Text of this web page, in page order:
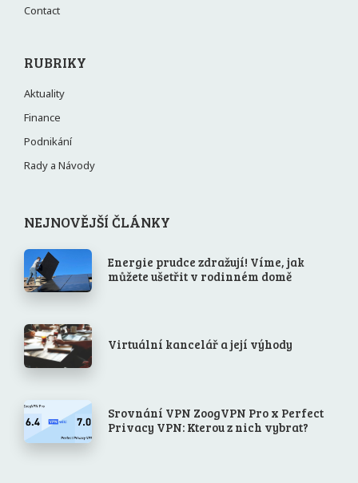
Contact
RUBRIKY
Aktuality
Finance
Podnikání
Rady a Návody
NEJNOVĚJŠÍ ČLÁNKY
Energie prudce zdražují! Víme, jak
můžete ušetřit v rodinném domě
Virtuální kancelář a její výhody
Srovnání VPN ZoogVPN Pro x Perfect
Privacy VPN: Kterou z nich vybrat?